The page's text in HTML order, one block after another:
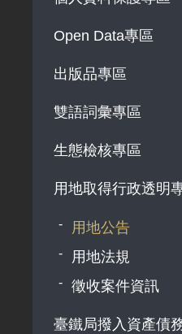
解釋性規定及裁
行政指導有關文書
施政計畫、業務
預算與決算書
政策宣導廣告支出
Open Data專區
出版品專區
雙語詞彙專區
生態檢核專區
用地取得行政透明
用地公告
用地法規
徵收案件資訊
臺鐵局撥入資產債